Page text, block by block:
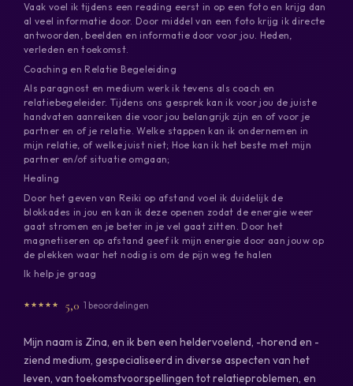
Vaak voel ik tijdens een reading eerst in op een foto en krijg dan
al veel informatie door. Door middel van een foto krijg ik directe
antwoorden, beelden en informatie door voor jou. Heden,
verleden en toekomst.
Coaching en Relatie Begeleiding
Als paragnost en medium werk ik tevens als coach en
relatiebegeleider. Tijdens ons gesprek kan ik voor jou de juiste
handvaten aanreiken die voor jou belangrijk zijn en of voor je
partner en of je relatie. Welke stappen kan ik ondernemen in
mijn relatie, of welke juist niet; Hoe kan ik het beste met mijn
partner en/of situatie omgaan;
Healing
Door het geven van Reiki op afstand voel ik duidelijk de
blokkades in jou en kan ik deze openen zodat de energie weer
gaat stromen en je beter in je vel gaat zitten. Door het
magnetiseren op afstand geef ik mijn energie door aan jouw op
de plekken waar het nodig is om de pijn weg te halen
Ik help je graag
5,0 1 beoordelingen
Mijn naam is Zina, en ik ben een heldervoelend, -horend en -
ziend medium, gespecialiseerd in diverse aspecten van het
leven, van toekomstvoorspellingen tot relatieproblemen, en